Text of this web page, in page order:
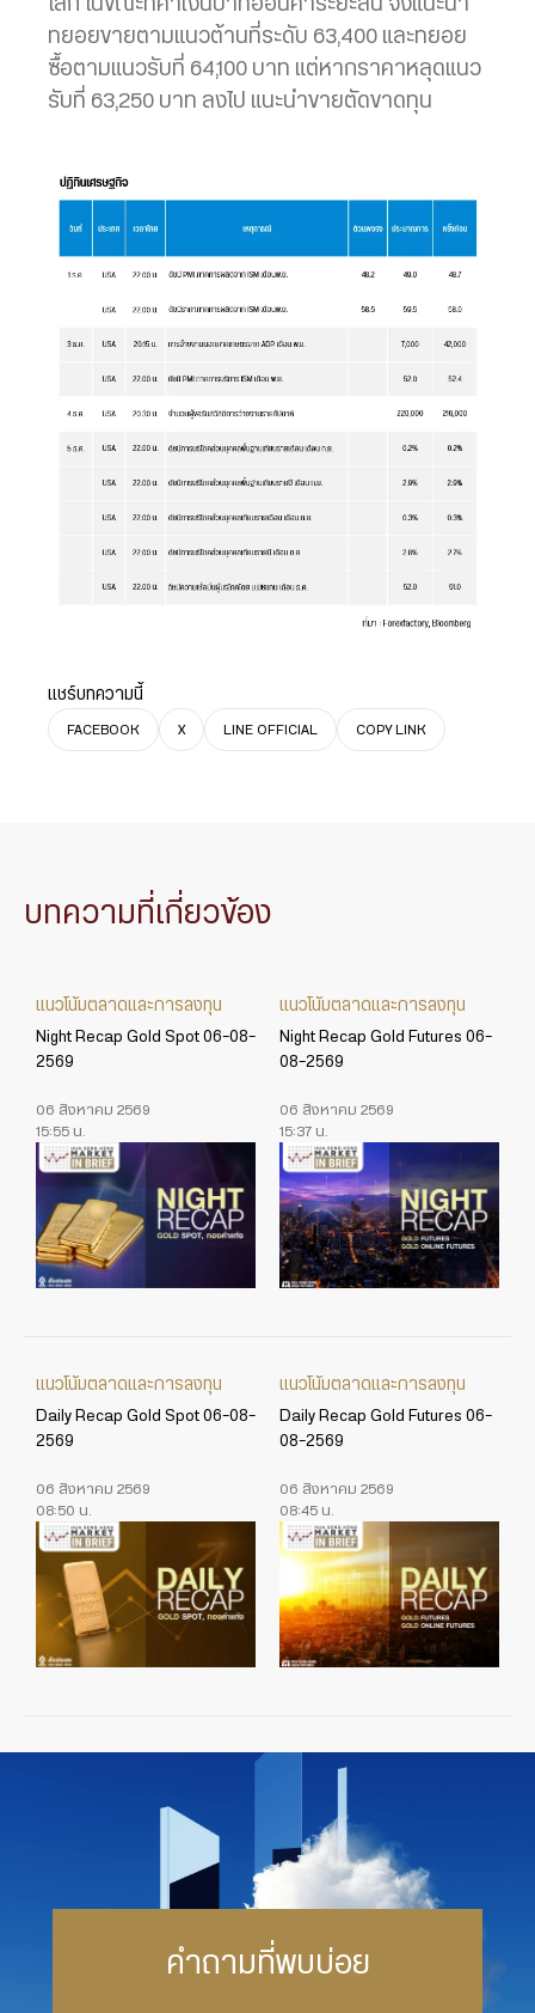
โลก ในขณะที่ค่าเงินบาทอ่อนค่าระยะสั้น จึงแนะนำ
ทยอยขายตามแนวต้านที่ระดับ 63,400 และทยอย
ซื้อตามแนวรับที่ 64,100 บาท แต่หากราคาหลุดแนว
รับที่ 63,250 บาท ลงไป แนะนำขายตัดขาดทุน
แชร์บทความนี้
FACEBOOK X LINE OFFICIAL COPY LINK
บทความที่เกี่ยวข้อง
แนวโน้มตลาดและการลงทุน
Night Recap Gold Spot 06-08-
2569
06 สิงหาคม 2569
15:55 น.
แนวโน้มตลาดและการลงทุน
Night Recap Gold Futures 06-
08-2569
06 สิงหาคม 2569
15:37 น.
แนวโน้มตลาดและการลงทุน
Daily Recap Gold Spot 06-08-
2569
06 สิงหาคม 2569
08:50 น.
แนวโน้มตลาดและการลงทุน
Daily Recap Gold Futures 06-
08-2569
06 สิงหาคม 2569
08:45 น.
คำถามที่พบบ่อย